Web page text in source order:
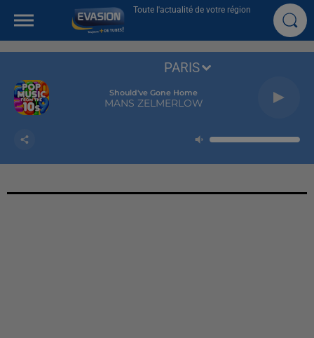
Toute l'actualité de votre région
Should've Gone Home
MANS ZELMERLOW
PARIS